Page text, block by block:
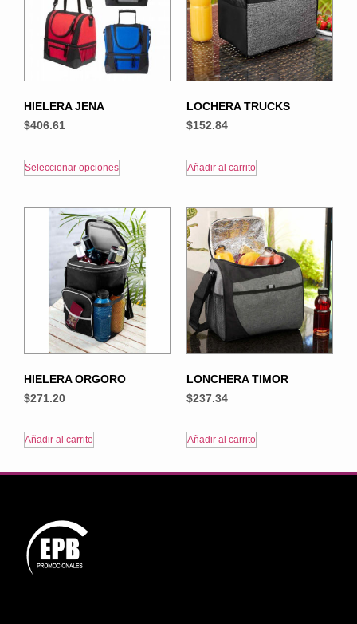
HIELERA JENA
$406.61
Seleccionar opciones
LOCHERA TRUCKS
$152.84
Añadir al carrito
HIELERA ORGORO
$271.20
Añadir al carrito
LONCHERA TIMOR
$237.34
Añadir al carrito